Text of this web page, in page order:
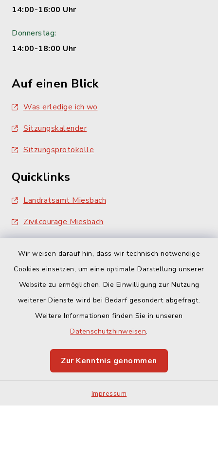
Wir weisen darauf hin, dass wir technisch notwendige
Cookies einsetzen, um eine optimale Darstellung unserer
Website zu ermöglichen. Die Einwilligung zur Nutzung
weiterer Dienste wird bei Bedarf gesondert abgefragt.
Weitere Informationen finden Sie in unseren
Datenschutzhinweisen.
Zur Kenntnis genommen
Impressum
14:00-16:00 Uhr
Donnerstag:
14:00-18:00 Uhr
Auf einen Blick
Was erledige ich wo
Sitzungskalender
Sitzungsprotokolle
Quicklinks
Landratsamt Miesbach
Zivilcourage Miesbach
Barrierefreiheit
Impressum
Sitemap